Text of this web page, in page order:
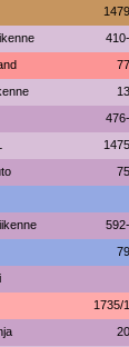
1735/